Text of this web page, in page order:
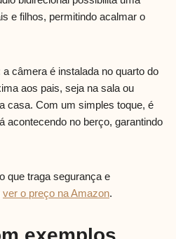
e filhos, permitindo acalmar o
câmera é instalada no quarto do
aos pais, seja na sala ou
casa. Com um simples toque, é
acontecendo no berço, garantindo
que traga segurança e
ver o preço na Amazon.